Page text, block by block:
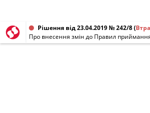
Рішення від 23.04.2019 № 242/8(
Про внесення змін до Правил приймання